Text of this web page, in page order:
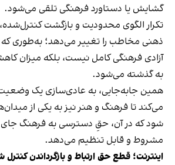
گشایش یا دستاورد فرهنگی تلقی می‌شود.
تکرار الگوی محدودیت و بازگشت
ذهنی مخاطب را تغییر می‌دهد؛ به‌طوری که
آزادی فرهنگی کامل نیست، بلکه میزان
به گذشته می‌شود.
همین جابه‌جایی، به عادی‌سازی یک وضعیت
می‌کند تا فرهنگ و هنر نیز به یکی از
شود که در آن، حقِ دسترسی به فرهنگ جای
مشروط و قابل تنظیم می‌دهد.
اینترنت؛ قطع حق ارتباط و بازگرداندن